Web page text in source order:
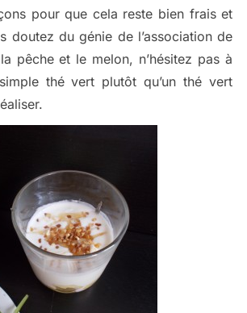
pour que cela reste bien frais et
doutez du génie de l’association de
pêche et le melon, n’hésitez pas à
thé vert plutôt qu’un thé vert